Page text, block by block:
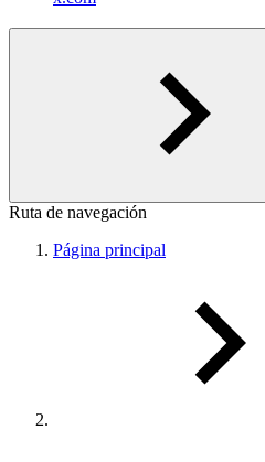
Ruta de navegación
Página principal